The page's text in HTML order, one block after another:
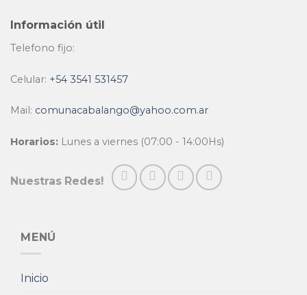
Información útil
Telefono fijo:
Celular: +54 3541 531457
Mail: comunacabalango@yahoo.com.ar
Horarios: Lunes a viernes (07:00 - 14:00Hs)
Nuestras Redes!
MENÚ
Inicio